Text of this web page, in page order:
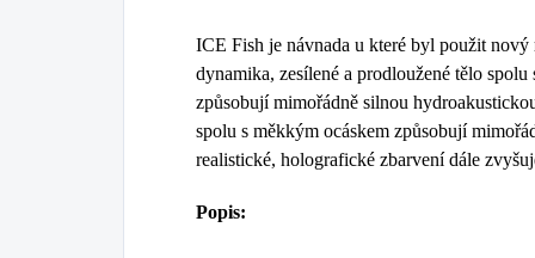
ICE Fish je návnada u které byl použit
dynamika, zesílené a prodloužené tělo
způsobují mimořádně silnou
spolu s měkkým ocáskem způsobují
realistické, holografické zbarvení dále
Popis: